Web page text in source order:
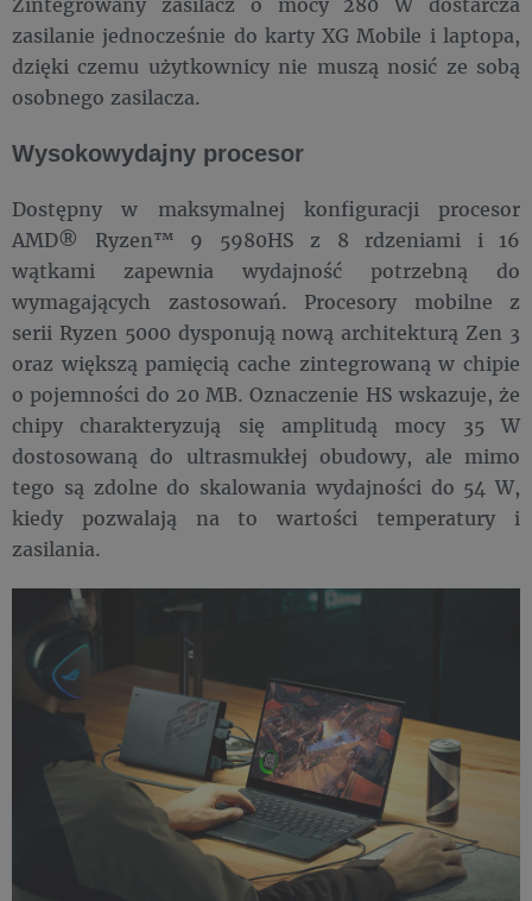
zasilanie jednocześnie do karty XG Mobile i laptopa,
dzięki czemu użytkownicy nie muszą nosić ze sobą
osobnego zasilacza.
Wysokowydajny procesor
Dostępny w maksymalnej konfiguracji procesor
AMD® Ryzen™ 9 5980HS z 8 rdzeniami i 16
wątkami zapewnia wydajność potrzebną do
wymagających zastosowań. Procesory mobilne z
serii Ryzen 5000 dysponują nową architekturą Zen 3
oraz większą pamięcią cache zintegrowaną w chipie
o pojemności do 20 MB. Oznaczenie HS wskazuje, że
chipy charakteryzują się amplitudą mocy 35 W
dostosowaną do ultrasmukłej obudowy, ale mimo
tego są zdolne do skalowania wydajności do 54 W,
kiedy pozwalają na to wartości temperatury i
zasilania.